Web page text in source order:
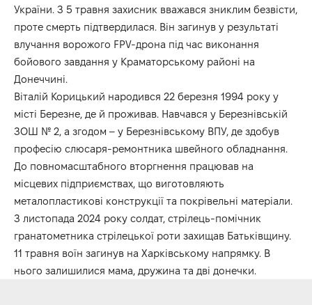
України. З 5 травня захисник вважався зниклим безвісти,
проте смерть підтвердилася. Він загинув у результаті
влучання ворожого FPV-дрона під час виконання
бойового завдання у Краматорському районі на
Донеччині.
Віталій Корицький народився 22 березня 1994 року у
місті Березне, де й проживав. Навчався у Березнівській
ЗОШ № 2, а згодом – у Березнівському ВПУ, де здобув
професію слюсаря-ремонтника швейного обладнання.
До повномасштабного вторгнення працював на
місцевих підприємствах, що виготовляють
металопластикові конструкції та покрівельні матеріали.
З листопада 2024 року солдат, стрілець-помічник
гранатометника стрілецької роти захищав Батьківщину.
11 травня воїн загинув на Харківському напрямку. В
нього залишилися мама, дружина та дві донечки.